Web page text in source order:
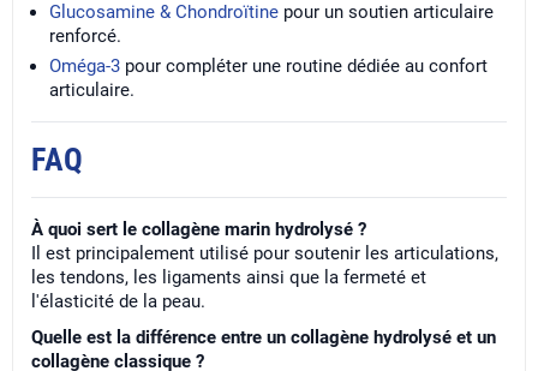
Glucosamine & Chondroïtine pour un soutien articulaire
renforcé.
Oméga-3 pour compléter une routine dédiée au confort
articulaire.
FAQ
À quoi sert le collagène marin hydrolysé ?
Il est principalement utilisé pour soutenir les articulations,
les tendons, les ligaments ainsi que la fermeté et
l'élasticité de la peau.
Quelle est la différence entre un collagène hydrolysé et un
collagène classique ?